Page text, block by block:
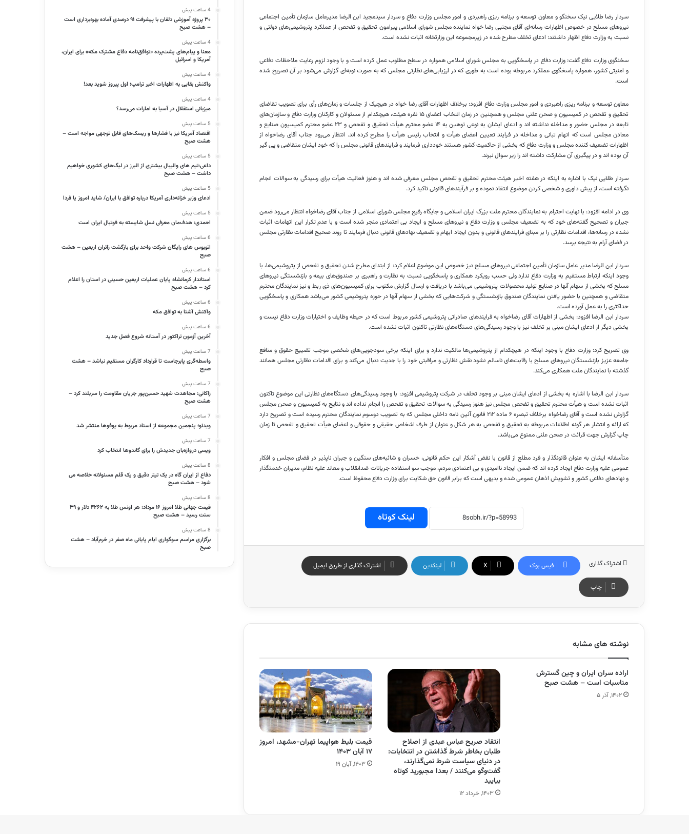
سردار رضا طلایی نیک سخنگو و معاون توسعه و برنامه ریزیراهبردی و امور مجلس وزارت دفاع و سردار سیدمجید ابن الرضا مدیرعامل سازمان تأمین اجتماعی
نیروهای مسلح در خصوص اظهارات رسانه‌ای آقای مجتبی رضا خواه نماینده مجلس شورای اسلامی پیرامون تحقیق و تفحص از عملکرد پتروشیمی‌های دولتی و
نسبت به وزارت دفاع اظهار داشتند: ادعای تخلف مطرح شده در زیرمجموعه این وزارتخانه اثبات نشده است.
سخنگوی وزارت دفاع گفت: وزارت دفاع در پاسخگویی به مجلس شورای اسلامی همواره در سطح مطلوب عمل کرده است و با وجود لزوم رعایت ملاحظات دفاعی
و امنیتی کشور، همواره پاسخگوی عملکرد مربوطه بوده است به طوری که در ارزیابی‌های نظارتی مجلس که به صورت نوبه‌ای گزارش می‌شود بر آن تصریح شده
است.
معاون توسعه و برنامهریزیراهبردی و امور مجلس وزارت دفاع افزود: برخلاف اظهارات آقای رضا خواه در هیچیک از جلسات و زمان‌های رأی برای تصویب تقاضای
تحقیق و تفحص در کمیسیون و صحن علنی مجلس و همچنین در زمان انتخاب اعضای ۱۵
نفرههیئت، هیچکدام از مسئولان و کارکنان وزارت دفاع و سازمان‌های
تابعه در مجلس حضور و مداخله نداشته اند
و ادعای ایشان به نوعی توهین به ۱۴ عضو محترم هیأت تحقیق و تفحص و ۲۳ عضو محترم کمیسیون صنایع و
معادن مجلس است که اتهام تبانی و مداخله در فرایند تعیین اعضای هیأت و انتخاب رئیس هیأت را مطرح کرده اند. انتظار می‌رود جناب آقای رضاخواهاز
اظهارات تضعیف کننده مجلس و وزارت دفاع که بخشی از حاکمیت کشور هستند خودداری فرمایند و فرایندهای قانونی مجلس را که خود ایشان متقاضی و پی گیر
آن بوده اندو در پیگیری آن مشارکت داشته اندرا زیر سوال نبرند.
سردار طلایی نیک با اشاره به اینکه در هفته اخیر هیئت محترم تحقیق و تفحص مجلس معرفی شده اند و هنوز فعالیت هیأت برای رسیدگی به سوالات انجام
نگرفته است، از پیش داوری و شخصی کردن موضوع انتقاد نموده و بر فرآیندهای قانونی تاکید کرد.
وی در ادامه افزود: با نهایت احترام به نمایندگان محترم ملت بزرگ ایران اسلامی و جایگاه رفیع مجلس شورای اسلامی از جناب آقایرضاخواهانتظار می‌رود ضمن
جبران و تصحیح گفته‌های خود که به تضعیف مجلس و وزارت دفاع و نیروهای مسلح و ایجاد بی اعتمادی منجر شده است و با عدم تکرار این اتهامات اثبات
نشده در رسانه‌ها، اقدامات نظارتی را بر مبنای فرایندهای قانونی و بدون ایجاد ابهام و تضعیف نهادهای قانونی دنبال فرمایند تا روند صحیح اقدامات نظارتی مجلس
در فضای آرام به نتیجه برسد.
سردار ابن الرضامدیر عامل سازمان تأمین اجتماعی نیروهای مسلح نیز خصوص این موضوع اعلام کرد: از ابتدای مطرح شدن تحقیق و تفحص از پتروشیمی‌ها، با
وجود اینکه ارتباط مستقیم به وزارت دفاع ندارد ولی حسب رویکرد همکاری و پاسخگویی نسبت به نظارت و راهبری بر صندوق‌های بیمه و بازنشستگی نیروهای
مسلح که بخشی از سهام آنها در صنایع تولید محصولات پتروشیمی می‌باشد با دریافت و ارسال گزارش مکتوب برای کمیسیون‌های ذیربط و نیز نمایندگان محترم
متقاضی و همچنین با حضور یافتن نمایندگان صندوق بازنشستگی و شرکت‌هایی که بخشی از سهام آنها در حوزه پتروشیمی کشور می‌باشد همکاری و پاسخگویی
حداکثری را به عمل آورده است.
سردار ابن الرضاافزود: بخشی از اظهارات آقای رضاخواهبه فرایندهای صادراتی پتروشیمی کشور مربوط است که در حیطه وظایف و اختیارات وزارت دفاع نیست و
بخشی دیگر از ادعای ایشان مبنی بر تخلف نیز با وجود رسیدگی‌های دستگاه‌های نظارتی تاکنون اثبات نشده است.
وی تصریح کرد: وزارت دفاع با وجود اینکه در هیچکدام از پتروشیمی‌ها مالکیت ندارد و برای اینکه برخی سودجویی‌های شخصی موجب تضییع حقوق و منافع
جامعه عزیز بازنشستگان نیروهای مسلح با رقابت‌های ناسالم نشود نقش نظارتی و مراقبتی خود را با جدیت دنبال می‌کند و برای اقدامات نظارتی مجلس همانند
گذشته با نمایندگان ملت همکاری می‌کند.
سردار ابن الرضابا اشاره به بخشی از ادعای ایشان مبنی بر وجود تخلف در شرکت پتروشیمی افزود: با وجود رسیدگی‌های دستگاه‌های نظارتی این موضوع تاکنون
اثبات نشده است و هیأت محترم تحقیق و تفحص مجلس نیز هنوز رسیدگی به سوالات تحقیق و تفحص را انجام نداده اندو نتایج به کمیسیون و صحن مجلس
گزارش نشده است و آقایرضاخواه
برخلاف تبصره ۶ ماده ۲۱۲ قانون آئین نامه داخلی مجلس که به تصویب دوسوم نمایندگان محترم رسیده است و تصریح دارد
که ارائه و انتشار هر گونه اطلاعات مربوطه به تحقیق و تفحص به هر شکل و عنوان از طرف اشخاص حقیقی و حقوقی و اعضای هیأت تحقیق و تفحص تا زمان
چاپ گزارش جهت قرائت در صحن علنی ممنوع می‌باشد.
متأسفانه ایشان به عنوان قانونگذار و فرد مطلع از قانون با نقض آشکار این حکم قانونی، خسران و شائبه‌های سنگین و جبران ناپذیر در فضای مجلس و افکار
عمومی علیه وزارت دفاع ایجاد کرده اند که ضمن ایجاد ناامیدی و بی اعتمادی مردم، موجب سو استفاده جریانات ضدانقلاب و معاند علیه نظام، مدیران خدمتگذار
و نهادهای دفاعی کشور و تشویش اذهان عمومی شده و بدیهی است که برابر قانون حق شکایت برای وزارت دفاع محفوظ است.
لینک کوتاه
اشتراک گذاری فیس بوک X لینکدین اشتراک گذاری از طریق ایمیل
چاپ
نوشته های مشابه
اراده سران ایران و چین گسترش
مناسبات است – هشت صبح
۱۴۰۲, آذر ۵
انتقاد صریح عباس عبدی از اصلاح
طلبان بخاطر شرط گذاشتن در انتخابات:
در دنیای سیاست شرط نمی‌گذارند،
گفت‌وگو می‌کنند / بعدا مجبورید کوتاه
بیایید
۱۴۰۳, خرداد ۱۲
قیمت بلیط هواپیما تهران-مشهد، امروز
۱۷ آبان ۱۴۰۳
۱۴۰۳, آبان ۱۹
4 ساعت پیش
۳۰ پروژه آموزشی دلفان با پیشرفت ۹۱ درصدی آماده بهره‌برداری است
– هشت صبح
4 ساعت پیش
معنا و پیام‌های پشت‌پرده «توافق‌نامه دفاع مشترک مکه» برای ایران،
آمریکا و اسرائیل
4 ساعت پیش
واکنش بقایی به اظهارات اخیر ترامپ؛ اول پیروز شوید بعد!
4 ساعت پیش
میزبانی استقلال در آسیا به امارات می‌رسد؟
5 ساعت پیش
اقتصاد آمریکا نیز با فشارها و ریسک‌های قابل توجهی مواجه است –
هشت صبح
5 ساعت پیش
داعی:تیم های والیبال بیشتری از البرز در لیگ‌های کشوری خواهیم
داشت – هشت صبح
5 ساعت پیش
ادعای وزیر خزانه‌داری آمریکا درباره توافق با ایران/ شاید امروز یا فردا
5 ساعت پیش
احمدی: هدف‌مان معرفی نسل شایسته به فوتبال ایران است
6 ساعت پیش
اتوبوس های رایگان شرکت واحد برای بازگشت زائران اربعین – هشت
صبح
6 ساعت پیش
استاندار کرمانشاه پایان عملیات اربعین حسینی در استان را اعلام
کرد – هشت صبح
6 ساعت پیش
واکنش آشنا به توافق مکه
6 ساعت پیش
آخرین آزمون تراکتور در آستانه شروع فصل جدید
7 ساعت پیش
واسطه‌گری پابرجاست تا قرارداد کارگران مستقیم نباشد – هشت
صبح
7 ساعت پیش
زاکانی: مجاهدت شهید حسین‌پور جریان مقاومت را سربلند کرد –
هشت صبح
7 ساعت پیش
ویدئو؛ پنجمین مجموعه از اسناد مربوط به یوفوها منتشر شد
7 ساعت پیش
ویسی دروازه‌بان جدیدش را برای گاندوها انتخاب کرد
8 ساعت پیش
دفاع از ایران گاه در یک تیتر دقیق و یک قلم مسئولانه خلاصه می
شود – هشت صبح
8 ساعت پیش
قیمت جهانی طلا امروز ۱۶ مرداد؛ هر اونس طلا به ۴۲۶۲ دلار و ۳۹
سنت رسید – هشت صبح
8 ساعت پیش
برگزاری مراسم سوگواری ایام پایانی ماه صفر در خرم‌آباد – هشت
صبح